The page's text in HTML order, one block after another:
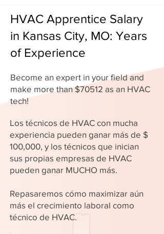
HVAC Apprentice Salary
in Kansas City, MO: Years
of Experience
Become an expert in your field and
make more than $70512 as an HVAC
tech!
Los técnicos de HVAC con mucha
experiencia pueden ganar más de $
100,000, y los técnicos que inician
sus propias empresas de HVAC
pueden ganar MUCHO más.
Repasaremos cómo maximizar aún
más el crecimiento laboral como
técnico de HVAC.